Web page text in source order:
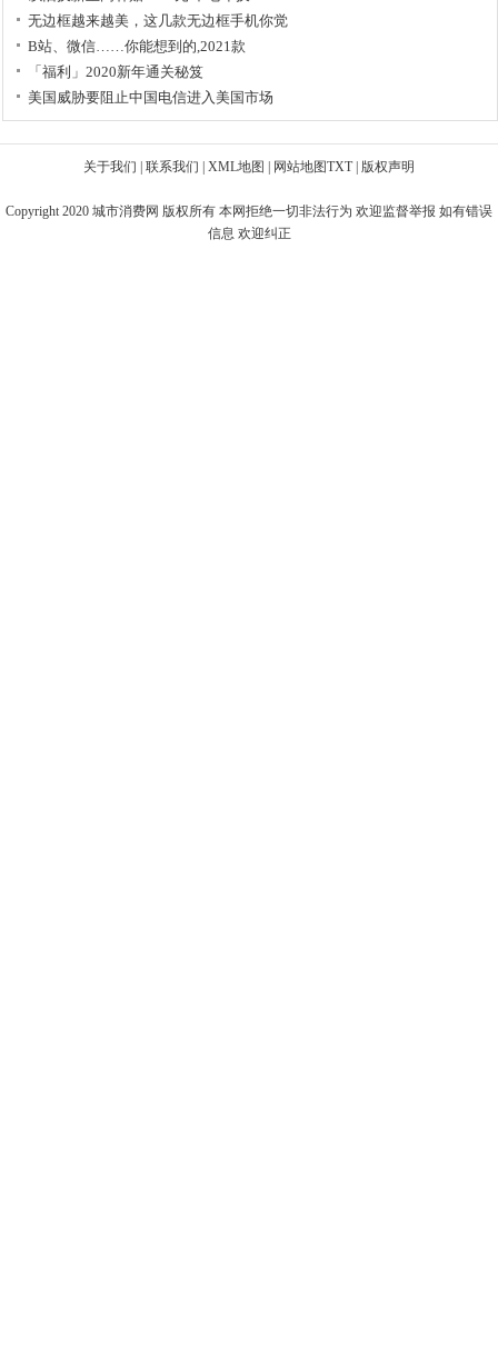
无边框越来越美，这几款无边框手机你觉
B站、微信……你能想到的,2021款
「福利」2020新年通关秘笈
美国威胁要阻止中国电信进入美国市场
关于我们 联系我们 XML地图 网站地图TXT| 版权声明
Copyright 2020 城市消费网 版权所有 本网拒绝一切非法行为 欢迎监督举报 如有错误
信息 欢迎纠正